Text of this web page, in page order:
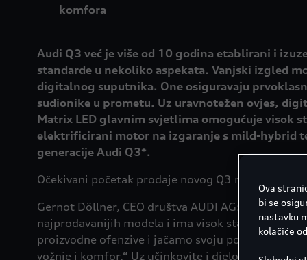
komfora
Audi Q3 već je više od 10 godina etablirani i
standarde u nekoliko aspekata. Vanjski izgled
digitalnog suputnika. One osiguravaju
sudionike u prometu. Uz uravnotežen ovjes,
Matrix LED glavnim svjetlima omogućuje visok
elektrificirani motor na izgaranje s mild-hybrid
generacije Audi Q3*.
Očekivani početak prodaje novog Q3 modela u
Gernot Döllner, CEO društva AUDI AG: „S više
najprodavanijih modela i ima visok status u
proizvodne ofenzive i jačamo svoju ponudu
vožnje i komfor.“ Uz učinkovite i djelomično
Ova
bi se
nastavku
kolačiće